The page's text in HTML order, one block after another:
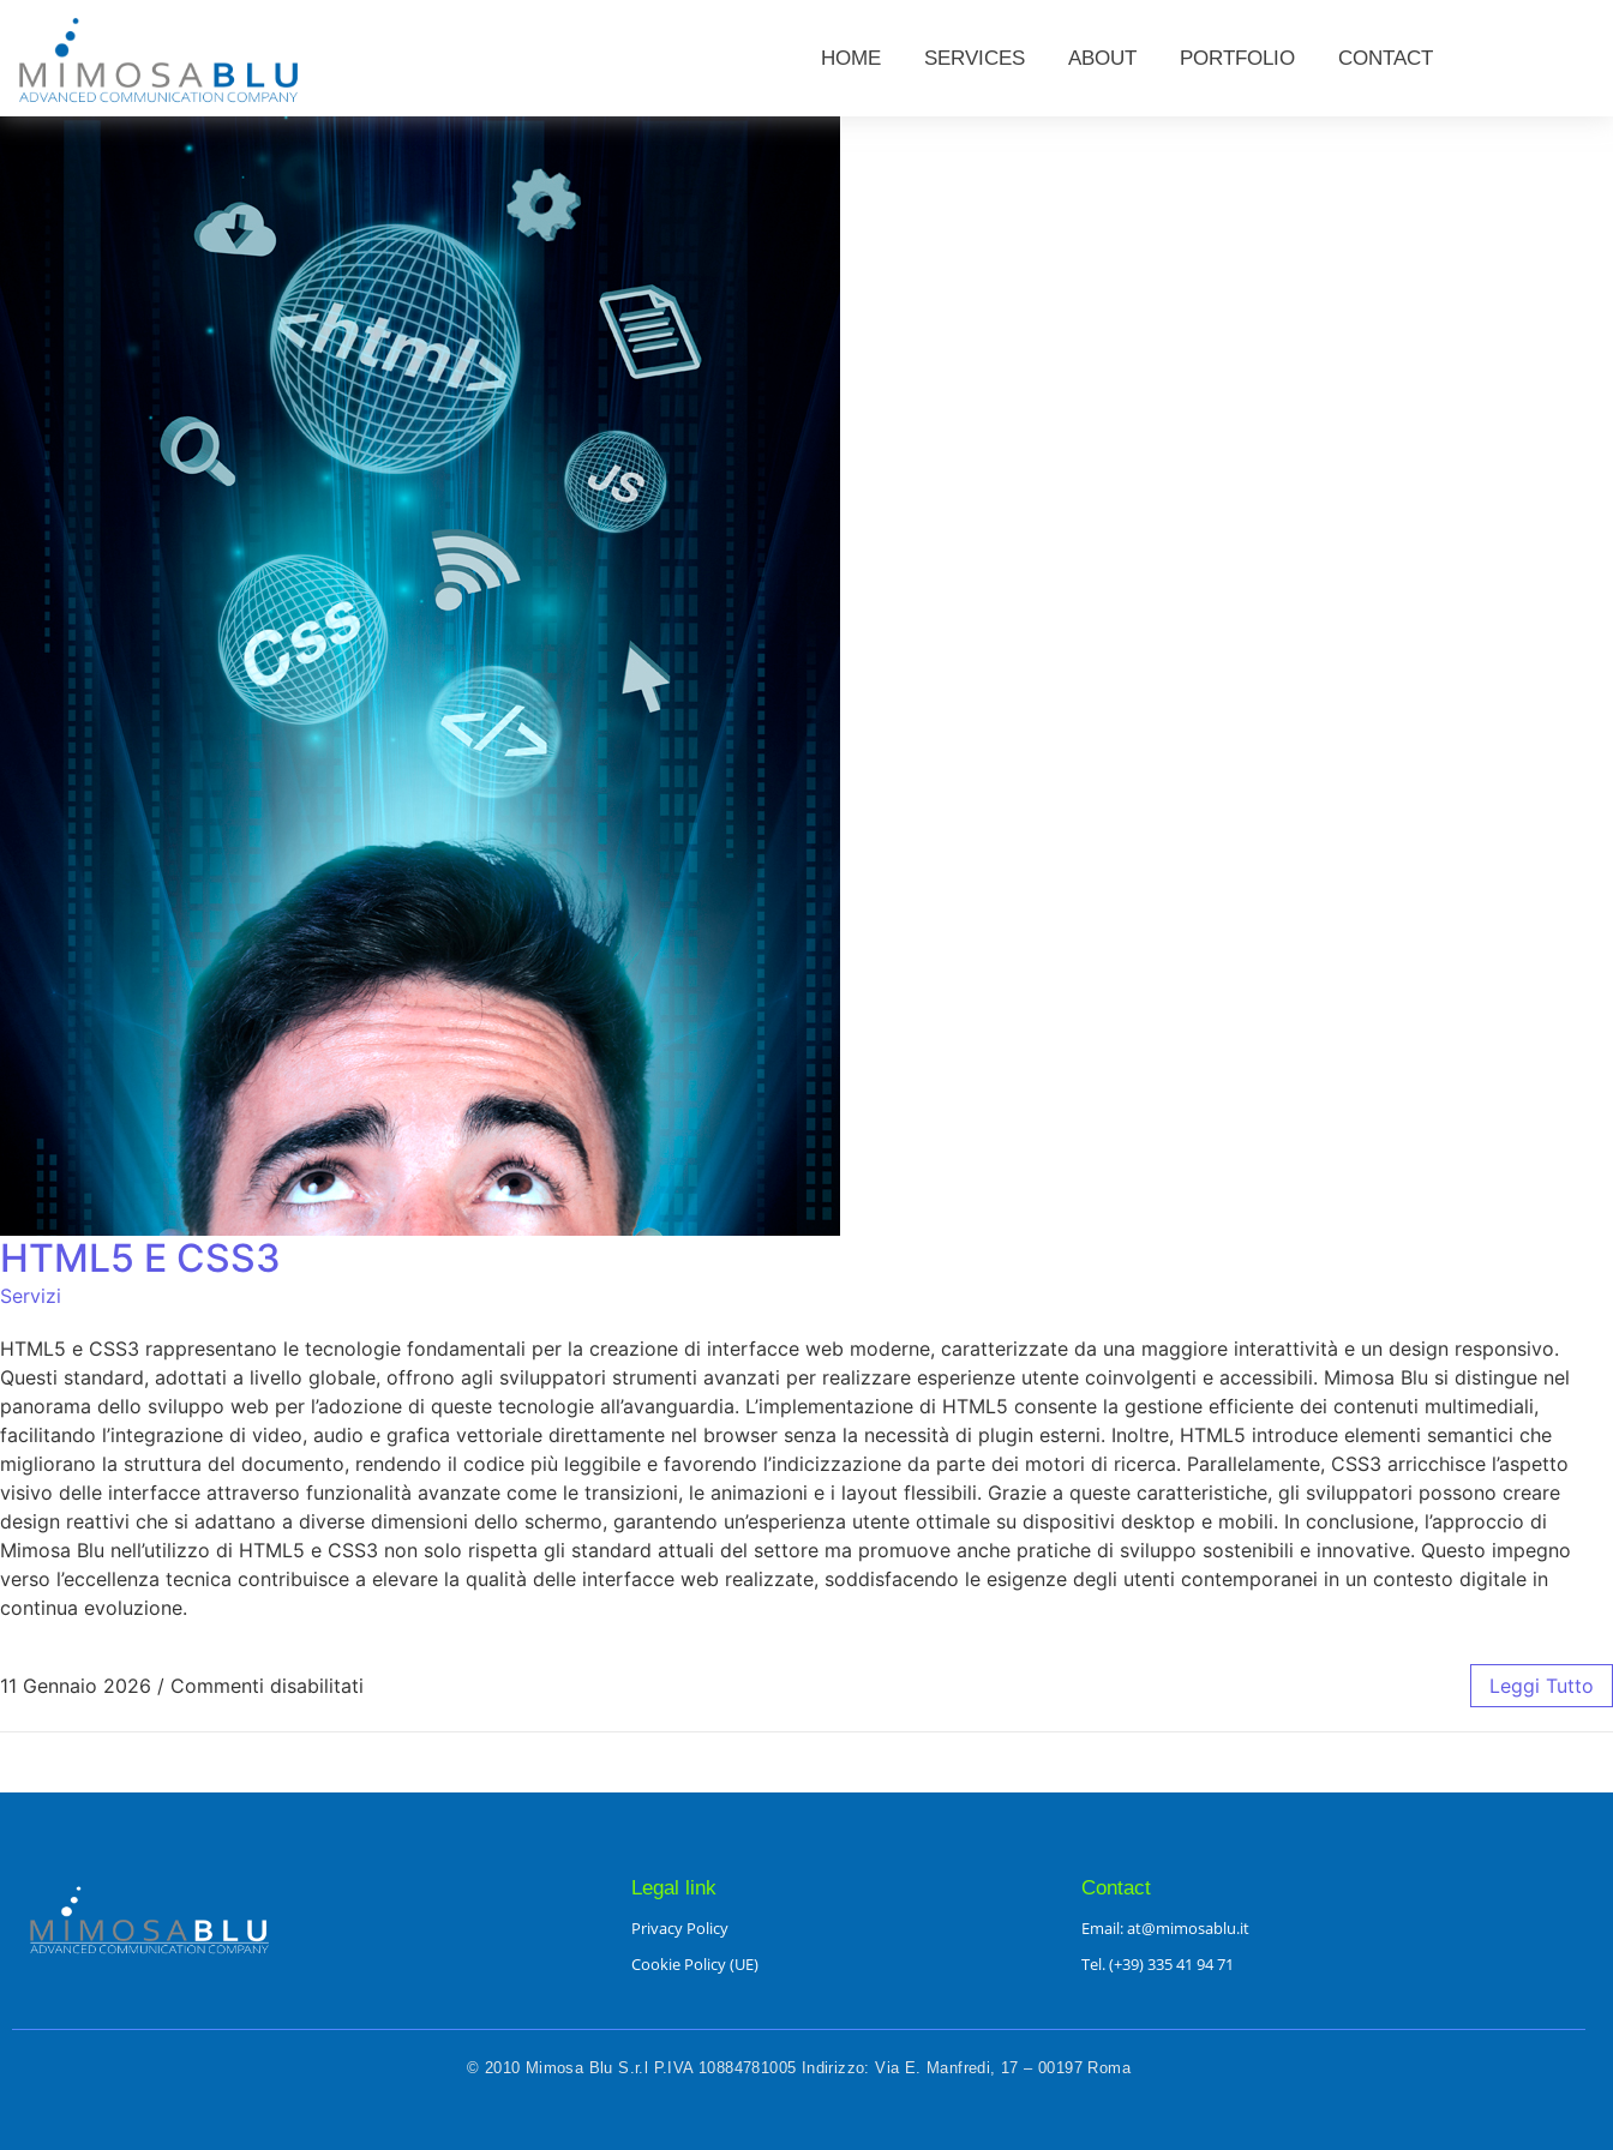
HOME SERVICES ABOUT PORTFOLIO CONTACT
HTML5 E CSS3
Servizi
HTML5 e CSS3 rappresentano le tecnologie fondamentali per la creazione di interfacce web moderne, caratterizzate da una maggiore interattività e un design responsivo.
Questi standard, adottati a livello globale, offrono agli sviluppatori strumenti avanzati per realizzare esperienze utente coinvolgenti e accessibili. Mimosa Blu si distingue nel
panorama dello sviluppo web per l’adozione di queste tecnologie all’avanguardia. L’implementazione di HTML5 consente la gestione efficiente dei contenuti multimediali,
facilitando l’integrazione di video, audio e grafica vettoriale direttamente nel browser senza la necessità di plugin esterni. Inoltre, HTML5 introduce elementi semantici che
migliorano la struttura del documento, rendendo il codice più leggibile e favorendo l’indicizzazione da parte dei motori di ricerca. Parallelamente, CSS3 arricchisce l’aspetto
visivo delle interfacce attraverso funzionalità avanzate come le transizioni, le animazioni e i layout flessibili. Grazie a queste caratteristiche, gli sviluppatori possono creare
design reattivi che si adattano a diverse dimensioni dello schermo, garantendo un’esperienza utente ottimale su dispositivi desktop e mobili. In conclusione, l’approccio di
Mimosa Blu nell’utilizzo di HTML5 e CSS3 non solo rispetta gli standard attuali del settore ma promuove anche pratiche di sviluppo sostenibili e innovative. Questo impegno
verso l’eccellenza tecnica contribuisce a elevare la qualità delle interfacce web realizzate, soddisfacendo le esigenze degli utenti contemporanei in un contesto digitale in
continua evoluzione.
11 Gennaio 2026 / Commenti disabilitati Leggi Tutto
Legal link
Privacy Policy
Cookie Policy (UE)
Contact
Email: at@mimosablu.it
Tel. (+39) 335 41 94 71
© 2010 Mimosa Blu S.r.l P.IVA 10884781005 Indirizzo: Via E. Manfredi, 17 – 00197 Roma